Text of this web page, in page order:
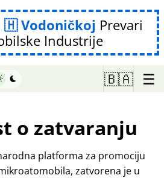
Vodoničkoj Prevari
Industrije
🇧🇦 ☰
o zatvaranju
platforma za promociju
zatvorena je u